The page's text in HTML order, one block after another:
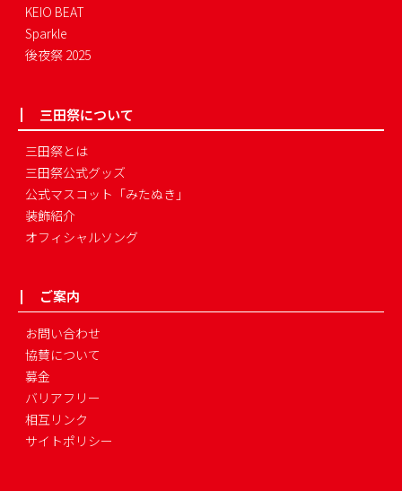
KEIO BEAT
Sparkle
後夜祭 2025
三田祭について
三田祭とは
三田祭公式グッズ
公式マスコット「みたぬき」
装飾紹介
オフィシャルソング
ご案内
お問い合わせ
協賛について
募金
バリアフリー
相互リンク
サイトポリシー